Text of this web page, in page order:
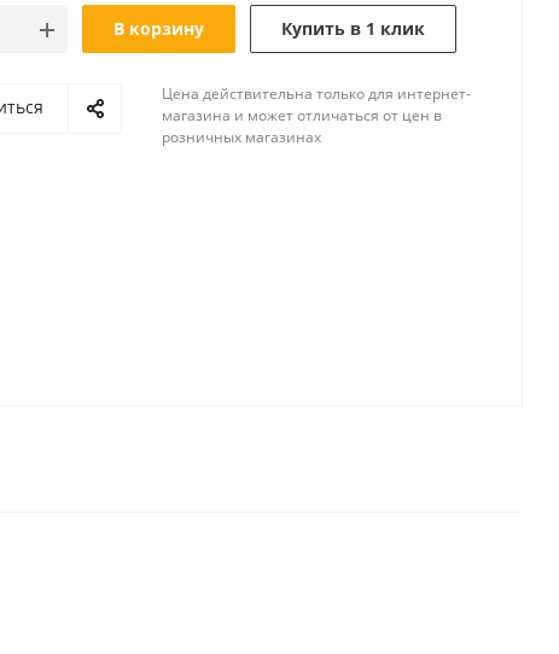
В корзину Купить в 1 клик
Цена действительна только для интернет-
магазина и может отличаться от цен в
розничных магазинах